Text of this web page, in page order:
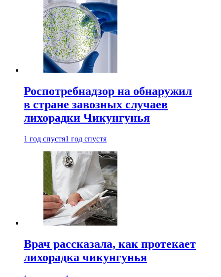
Роспотребнадзор на обнаружил
в стране завозных случаев
лихорадки Чикунгунья
1 год спустя1 год спустя
Врач рассказала, как протекает
лихорадка чикунгунья